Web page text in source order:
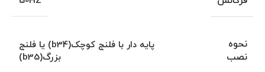
نحوه
نصب
پایه دار با فلنج کوچک(b34) یا فلنج
بزرگ(b35)